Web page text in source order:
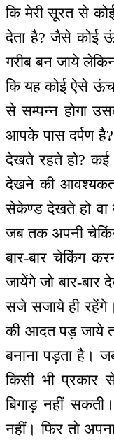
कि मेरी सूरत से
देता है? जैसे कोई
गरीब बन जाये
कि यह कोई ऐसे
से सम्पन्न होगा
आपके पास दर्पण
देखते रहते हो? कई
देखने की
सेकेण्ड देखते हो वा
जब तक अपनी
बार-बार चेकिंग
जायेंगे जो बार-बार
सजे सजाये ही
की आदत पड़ जाये
बनाना पड़ता है।
किसी भी प्रकार
बिगाड़ नहीं
नहीं। फिर तो